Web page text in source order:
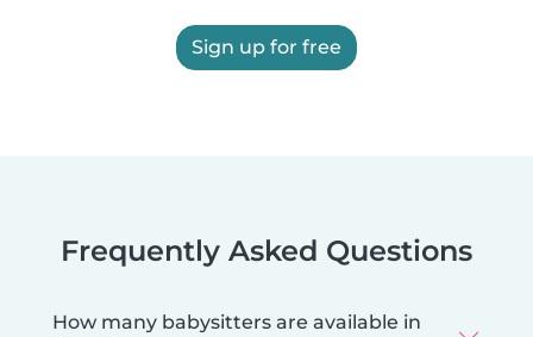
Sign up for free
Frequently Asked Questions
How many babysitters are available in